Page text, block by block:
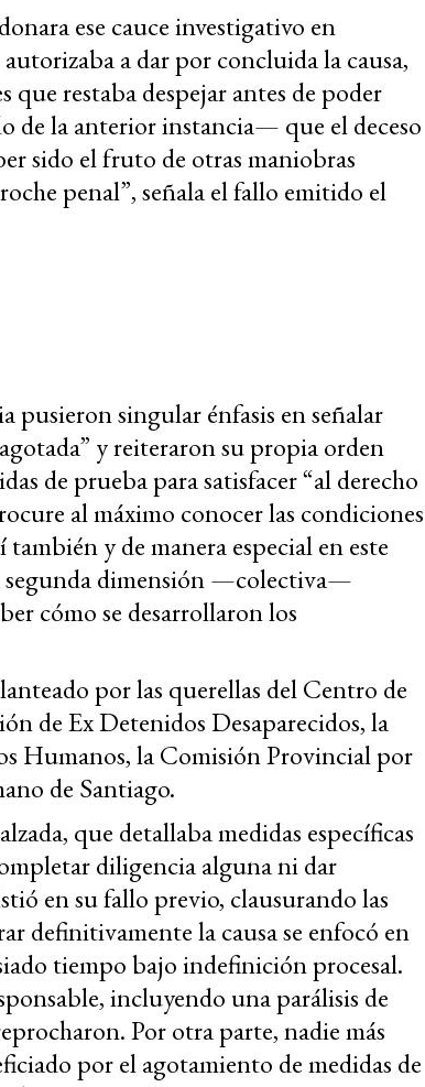
ese cauce investigativo en
a dar por concluida la causa,
restaba despejar antes de poder
de la anterior instancia— que el deceso
sido el fruto de otras maniobras
penal”, señala el fallo emitido el
pusieron singular énfasis en señalar
y reiteraron su propia orden
de prueba para satisfacer “al derecho
al máximo conocer las condiciones
y de manera especial en este
segunda dimensión—colectiva—
cómo se desarrollaron los
por las querellas del Centro de
de Ex Detenidos Desaparecidos, la
Humanos, la Comisión Provincial por
de Santiago.
que detallaba medidas específicas
diligencia alguna ni dar
en su fallo previo, clausurando las
definitivamente la causa se enfocó en
tiempo bajo indefinición procesal.
incluyendo una parálisis de
Por otra parte, nadie más
por el agotamiento de medidas de